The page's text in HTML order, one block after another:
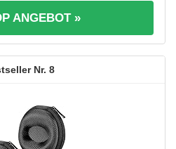
ANGEBOT »
8